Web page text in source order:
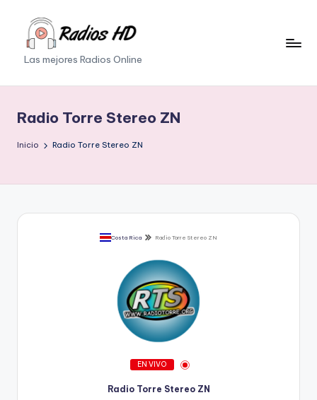
Saltar
contenidoLas mejores Radios Online
Radio Torre Stereo ZN
Inicio Radio Torre Stereo ZN
Costa Rica Radio Torre Stereo ZN
EN VIVO
Radio Torre Stereo ZN